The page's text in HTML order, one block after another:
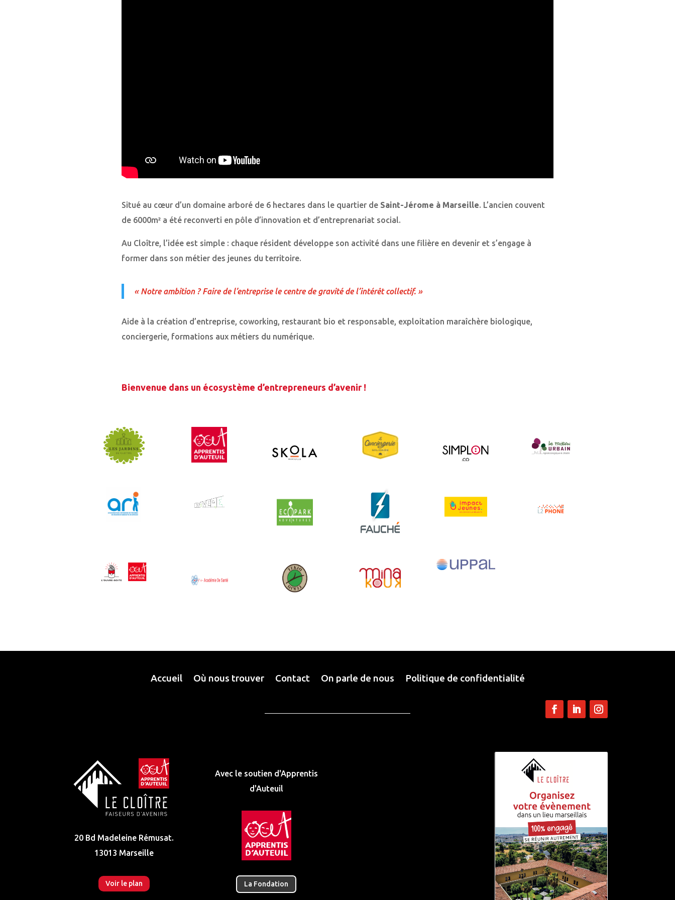
Situé au cœur d’un domaine arboré de 6 hectares dans le quartier de Saint-Jérome à Marseille. L’ancien couvent
de 6000m² a été reconverti en pôle d’innovation et d’entreprenariat social.
Au Cloître, l’idée est simple : chaque résident développe son activité dans une filière en devenir et s’engage à
former dans son métier des jeunes du territoire.
« Notre ambition ? Faire de l’entreprise le centre de gravité de l’intérêt collectif. »
Aide à la création d’entreprise, coworking, restaurant bio et responsable, exploitation maraîchère biologique,
conciergerie, formations aux métiers du numérique.
Bienvenue dans un écosystème d’entrepreneurs d’avenir !
Accueil Où nous trouver Contact On parle de nous Politique de confidentialité
20 Bd Madeleine Rémusat.
13013 Marseille
Voir le plan
Avec le soutien d'Apprentis
d'Auteuil
La Fondation